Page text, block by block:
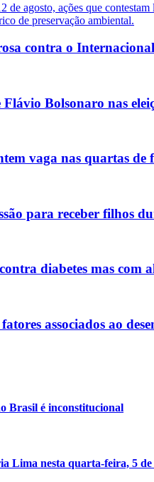
agosto, ações que
de preservação ambiental.
contra o
Bolsonaro nas
vaga nas quartas de
para receber filhos
diabetes mas com
associados ao
Brasil é inconstitucional
Lima nesta quarta-feira, 5 de